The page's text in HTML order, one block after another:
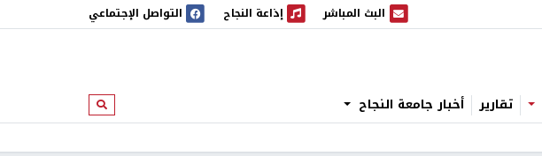
البث المباشر
البث المباشر إذاعة النجاح
إذاعة النجاح التواصل الإجتماعي
تقارير أخبار جامعة النجاح ابحث